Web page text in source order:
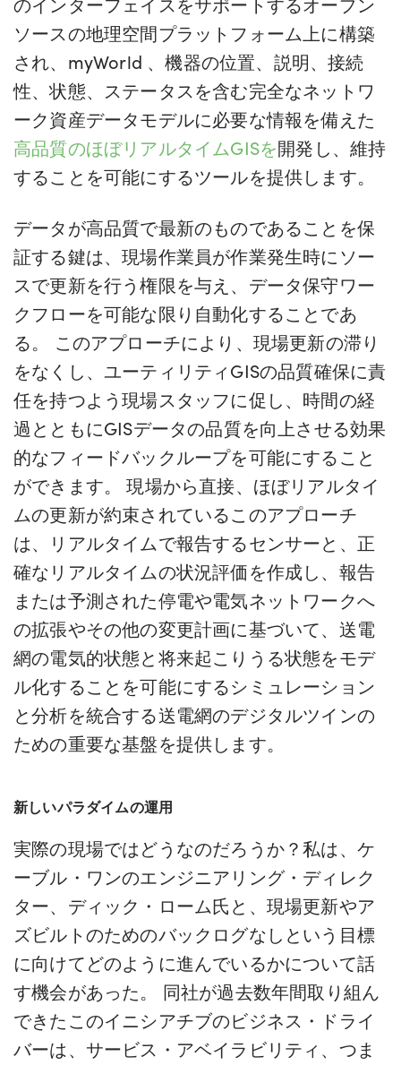
ソースの地理空間プラットフォーム上に構築
され、myWorld 、機器の位置、説明、接続
性、状態、ステータスを含む完全なネットワ
ーク資産データモデルに必要な情報を備えた
高品質のほぼリアルタイムGISを開発し、維持
することを可能にするツールを提供します。
データが高品質で最新のものであることを保
証する鍵は、現場作業員が作業発生時にソー
スで更新を行う権限を与え、データ保守ワー
クフローを可能な限り自動化することであ
る。 このアプローチにより、現場更新の滞り
をなくし、ユーティリティGISの品質確保に責
任を持つよう現場スタッフに促し、時間の経
過とともにGISデータの品質を向上させる効果
的なフィードバックループを可能にすること
ができます。 現場から直接、ほぼリアルタイ
ムの更新が約束されているこのアプローチ
は、リアルタイムで報告するセンサーと、正
確なリアルタイムの状況評価を作成し、報告
または予測された停電や電気ネットワークへ
の拡張やその他の変更計画に基づいて、送電
網の電気的状態と将来起こりうる状態をモデ
ル化することを可能にするシミュレーション
と分析を統合する送電網のデジタルツインの
ための重要な基盤を提供します。
新しいパラダイムの運用
実際の現場ではどうなのだろうか？私は、ケ
ーブル・ワンのエンジニアリング・ディレク
ター、ディック・ローム氏と、現場更新やア
ズビルトのためのバックログなしという目標
に向けてどのように進んでいるかについて話
す機会があった。 同社が過去数年間取り組ん
できたこのイニシアチブのビジネス・ドライ
バーは、サービス・アベイラビリティ、つま